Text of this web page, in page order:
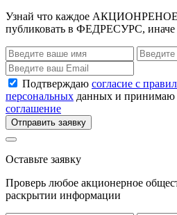
Узнай что каждое
публиковать в ФЕДРЕСУРС,
Подтверждаю согласие с
персональных данных и принимаю
соглашение
Отправить заявку
Оставьте заявку
Проверь любое акционерное
раскрытии информации